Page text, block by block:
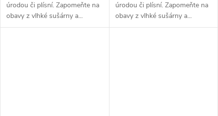
úrodou či plísní. Zapomeňte na
obavy z vlhké sušárny a...
úrodou či plísní. Zapomeňte na
obavy z vlhké sušárny a...